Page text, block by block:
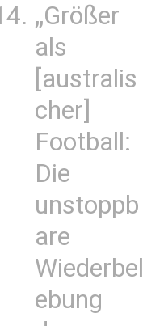
„Größer
als
[australis
cher]
Football:
Die
unstoppb
are
Wiederbel
ebung